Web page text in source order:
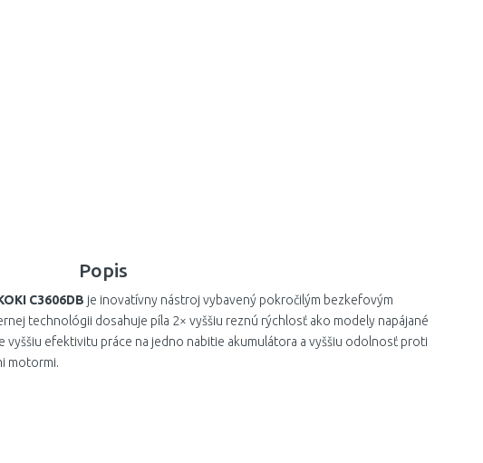
Popis
C3606DB je inovatívny nástroj vybavený pokročilým bezkefovým
technológii dosahuje píla 2× vyššiu reznú rýchlosť ako modely napájané
vyššiu efektivitu práce na jedno nabitie akumulátora a vyššiu odolnosť proti
motormi.